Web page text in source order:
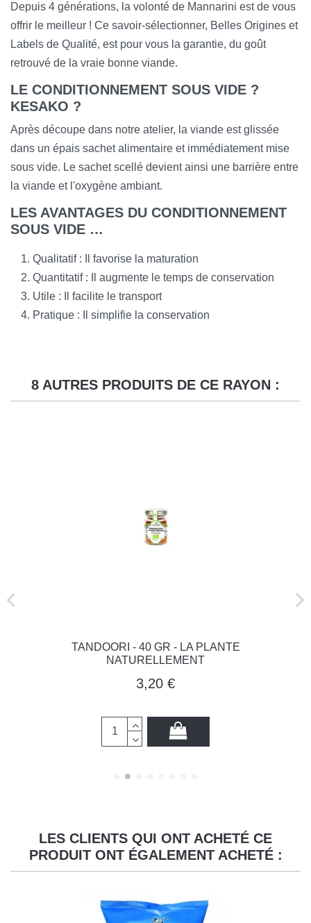
Depuis 4 générations, la volonté de Mannarini est de vous
offrir le meilleur ! Ce savoir-sélectionner, Belles Origines et
Labels de Qualité, est pour vous la garantie, du goût
retrouvé de la vraie bonne viande.
LE CONDITIONNEMENT SOUS VIDE ?
KESAKO ?
Après découpe dans notre atelier, la viande est glissée
dans un épais sachet alimentaire et immédiatement mise
sous vide. Le sachet scellé devient ainsi une barrière entre
la viande et l'oxygène ambiant.
LES AVANTAGES DU CONDITIONNEMENT
SOUS VIDE …
Qualitatif : Il favorise la maturation
Quantitatif : Il augmente le temps de conservation
Utile : Il facilite le transport
Pratique : Il simplifie la conservation
8 AUTRES PRODUITS DE CE RAYON :
TANDOORI - 40 GR - LA PLANTE
NATURELLEMENT
3,20 €
LES CLIENTS QUI ONT ACHETÉ CE
PRODUIT ONT ÉGALEMENT ACHETÉ :